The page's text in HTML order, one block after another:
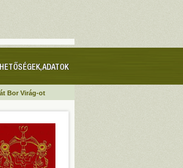
ADATOK
Bor Virág-ot